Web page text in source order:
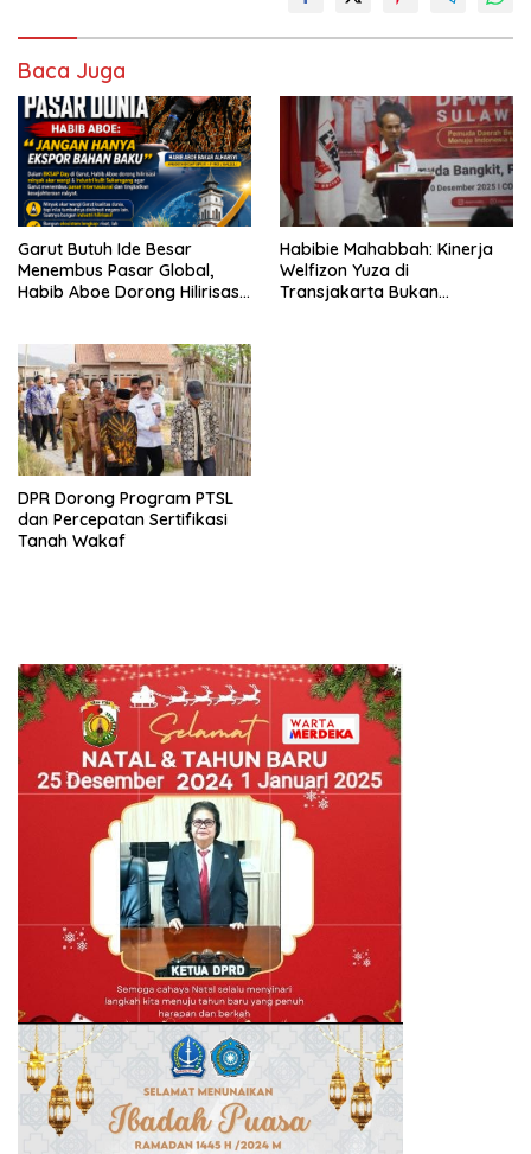
Baca Juga
Garut Butuh Ide Besar
Menembus Pasar Global,
Habib Aboe Dorong Hilirisasi
Habibie Mahabbah: Kinerja
Welfizon Yuza di
Transjakarta Bukan
DPR Dorong Program PTSL
dan Percepatan Sertifikasi
Tanah Wakaf